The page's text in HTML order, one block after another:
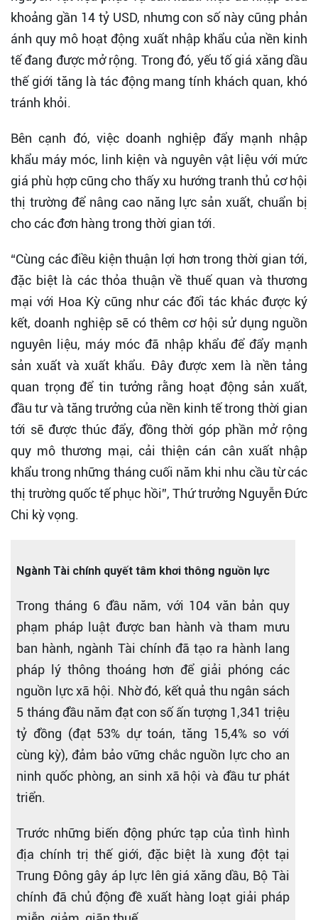
khoảng gần 14 tỷ USD, nhưng con số này cũng phản
ánh quy mô hoạt động xuất nhập khẩu của nền kinh
tế đang được mở rộng. Trong đó, yếu tố giá xăng dầu
thế giới tăng là tác động mang tính khách quan, khó
tránh khỏi.
Bên cạnh đó, việc doanh nghiệp đẩy mạnh nhập
khẩu máy móc, linh kiện và nguyên vật liệu với mức
giá phù hợp cũng cho thấy xu hướng tranh thủ cơ hội
thị trường để nâng cao năng lực sản xuất, chuẩn bị
cho các đơn hàng trong thời gian tới.
“Cùng các điều kiện thuận lợi hơn trong thời gian tới,
đặc biệt là các thỏa thuận về thuế quan và thương
mại với Hoa Kỳ cũng như các đối tác khác được ký
kết, doanh nghiệp sẽ có thêm cơ hội sử dụng nguồn
nguyên liệu, máy móc đã nhập khẩu để đẩy mạnh
sản xuất và xuất khẩu. Đây được xem là nền tảng
quan trọng để tin tưởng rằng hoạt động sản xuất,
đầu tư và tăng trưởng của nền kinh tế trong thời gian
tới sẽ được thúc đẩy, đồng thời góp phần mở rộng
quy mô thương mại, cải thiện cán cân xuất nhập
khẩu trong những tháng cuối năm khi nhu cầu từ các
thị trường quốc tế phục hồi”, Thứ trưởng Nguyễn Đức
Chi kỳ vọng.
Ngành Tài chính quyết tâm khơi thông nguồn lực
Trong tháng 6 đầu năm, với 104 văn bản quy
phạm pháp luật được ban hành và tham mưu
ban hành, ngành Tài chính đã tạo ra hành lang
pháp lý thông thoáng hơn để giải phóng các
nguồn lực xã hội. Nhờ đó, kết quả thu ngân sách
5 tháng đầu năm đạt con số ấn tượng 1,341 triệu
tỷ đồng (đạt 53% dự toán, tăng 15,4% so với
cùng kỳ), đảm bảo vững chắc nguồn lực cho an
ninh quốc phòng, an sinh xã hội và đầu tư phát
triển.
Trước những biến động phức tạp của tình hình
địa chính trị thế giới, đặc biệt là xung đột tại
Trung Đông gây áp lực lên giá xăng dầu, Bộ Tài
chính đã chủ động đề xuất hàng loạt giải pháp